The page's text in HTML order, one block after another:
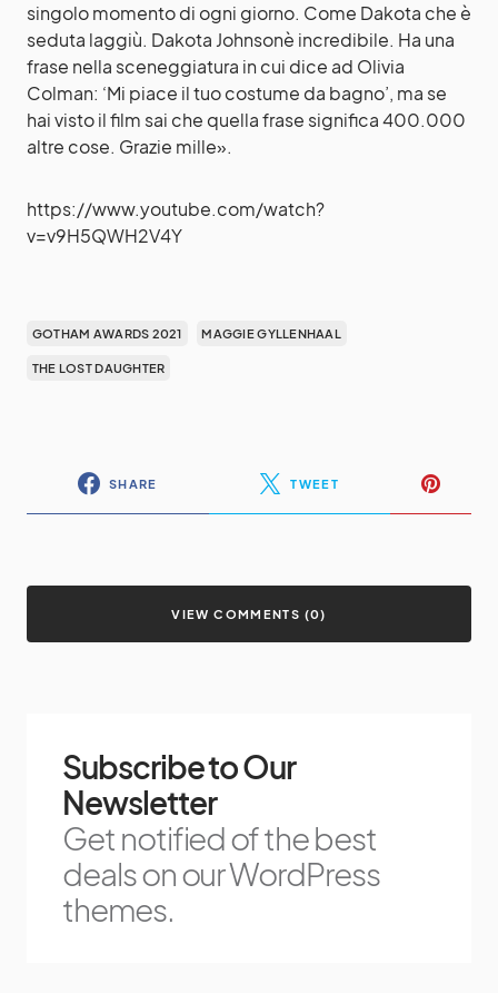
singolo momento di ogni giorno. Come Dakota che è
seduta laggiù. Dakota Johnsonè incredibile. Ha una
frase nella sceneggiatura in cui dice ad Olivia
Colman: ‘Mi piace il tuo costume da bagno’, ma se
hai visto il film sai che quella frase significa 400.000
altre cose. Grazie mille».
https://www.youtube.com/watch?
v=v9H5QWH2V4Y
GOTHAM AWARDS 2021 MAGGIE GYLLENHAAL
THE LOST DAUGHTER
SHARE TWEET
VIEW COMMENTS (0)
Subscribe to Our
Newsletter
Get notified of the best
deals on our WordPress
themes.